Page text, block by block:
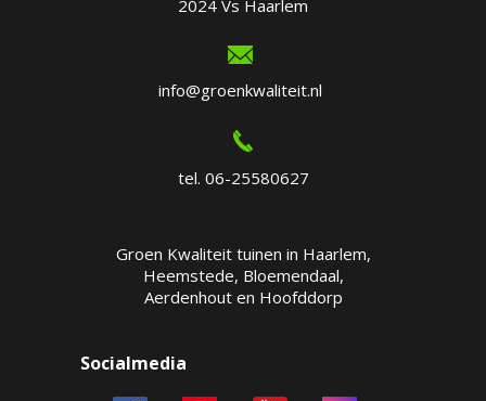
2024 Vs Haarlem
info@groenkwaliteit.nl
tel. 06-25580627
Groen Kwaliteit tuinen in Haarlem,
Heemstede, Bloemendaal,
Aerdenhout en Hoofddorp
Socialmedia